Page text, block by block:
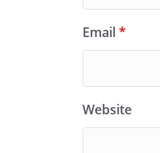
Email*
Website